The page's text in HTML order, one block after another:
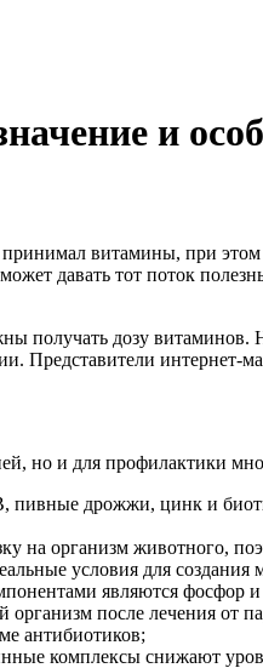
и
витамины, при
давать тот поток
получать дозу
Представители интернет-
но и для профилактики
дрожжи, цинк и
на организм животного,
условия для создания
являются фосфор и
организм после лечения от
антибиотиков;
комплексы снижают